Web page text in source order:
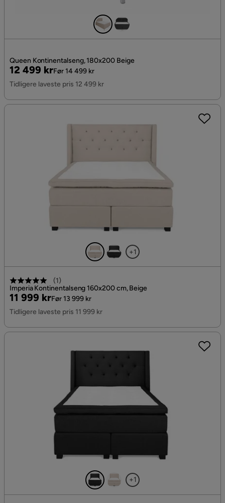
Queen Kontinentalseng, 180x200 Beige
Pris
12 499 kr
Original
Pris
Før 14 499 kr
Tidligere laveste pris 12 499 kr
+1
(1)
Imperia Kontinentalseng 160x200 cm, Beige
Pris
11 999 kr
Original
Pris
Før 13 999 kr
Tidligere laveste pris 11 999 kr
+1